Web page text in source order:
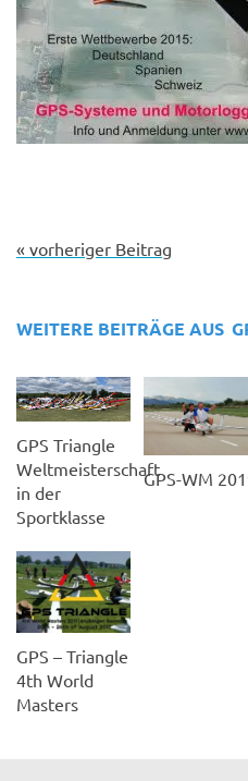
« vorheriger Beitrag
WEITERE BEITRÄGE AUS
GPS Triangle
Weltmeisterschaft
in der
Sportklasse
GPS-WM
GPS – Triangle
4th World
Masters